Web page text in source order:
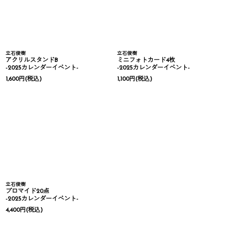
立石俊樹
アクリルスタンドB
-2025カレンダーイベント-
1,600円(税込)
立石俊樹
ミニフォトカード4枚
-2025カレンダーイベント-
1,100円(税込)
立石俊樹
ブロマイド20点
-2025カレンダーイベント-
4,400円(税込)